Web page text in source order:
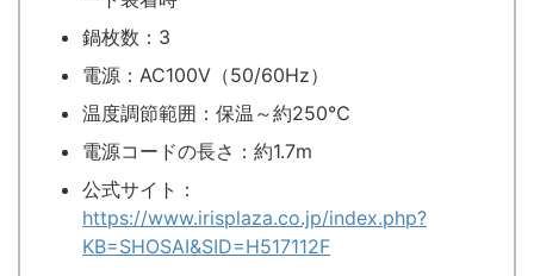
鍋枚数：3
電源：AC100V（50/60Hz）
温度調節範囲：保温～約250℃
電源コードの長さ：約1.7m
公式サイト：
https://www.irisplaza.co.jp/index.php?
KB=SHOSAI&SID=H517112F